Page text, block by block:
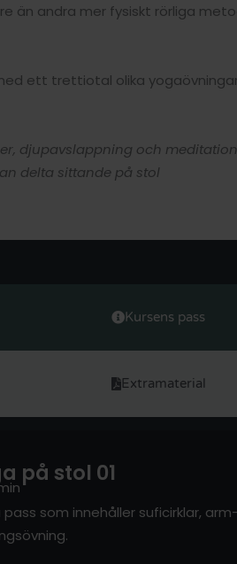
andra mer fysiskt rörliga
ett trettiotal olika
djupavslappning och
delta sittande på stol
Kursens pass
Extramaterial
på stol 01
som innehåller suficirklar,